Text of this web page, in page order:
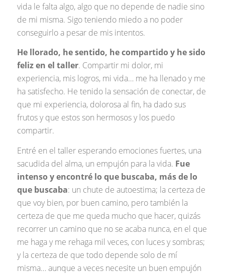
vida le falta algo, algo que no depende de nadie sino
de mi misma. Sigo teniendo miedo a no poder
conseguirlo a pesar de mis intentos.
He llorado, he sentido, he compartido y he sido
feliz en el taller. Compartir mi dolor, mi
experiencia, mis logros, mi vida… me ha llenado y me
ha satisfecho. He tenido la sensación de conectar, de
que mi experiencia, dolorosa al fin, ha dado sus
frutos y que estos son hermosos y los puedo
compartir.
Entré en el taller esperando emociones fuertes, una
sacudida del alma, un empujón para la vida. Fue
intenso y encontré lo que buscaba, más de lo
que buscaba: un chute de autoestima; la certeza de
que voy bien, por buen camino, pero también la
certeza de que me queda mucho que hacer, quizás
recorrer un camino que no se acaba nunca, en el que
me haga y me rehaga mil veces, con luces y sombras;
y la certeza de que todo depende solo de mí
misma… aunque a veces necesite un buen empujón